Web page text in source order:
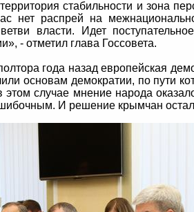
стабильности и зона
нет распрей на
власти. Идет
- отметил глава Госсовета.
года назад европейская
основам демократии, по пути
случае мнение народа
И решение крымчан